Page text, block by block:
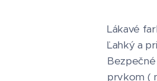
Lákavé
Ľahký a
prvkom (